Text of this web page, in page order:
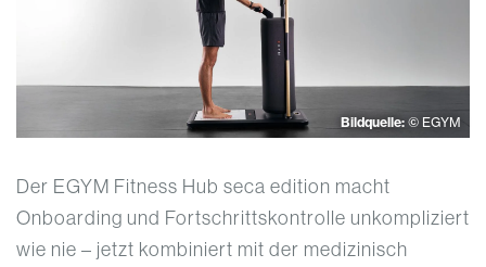
Bildquelle: © EGYM
Der EGYM Fitness Hub seca edition macht
Onboarding und Fortschrittskontrolle unkompliziert
wie nie – jetzt kombiniert mit der medizinisch